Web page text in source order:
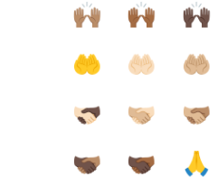
🙌🏽
🙌🏾 🙌🏿
🤲
🤲🏻 🤲🏼
🫱🏻‍🫲🏿
🫱🏼‍🫲🏻 🫱🏼‍🫲🏽
🫱🏿‍🫲🏽
🫱🏿‍🫲🏾 🙏